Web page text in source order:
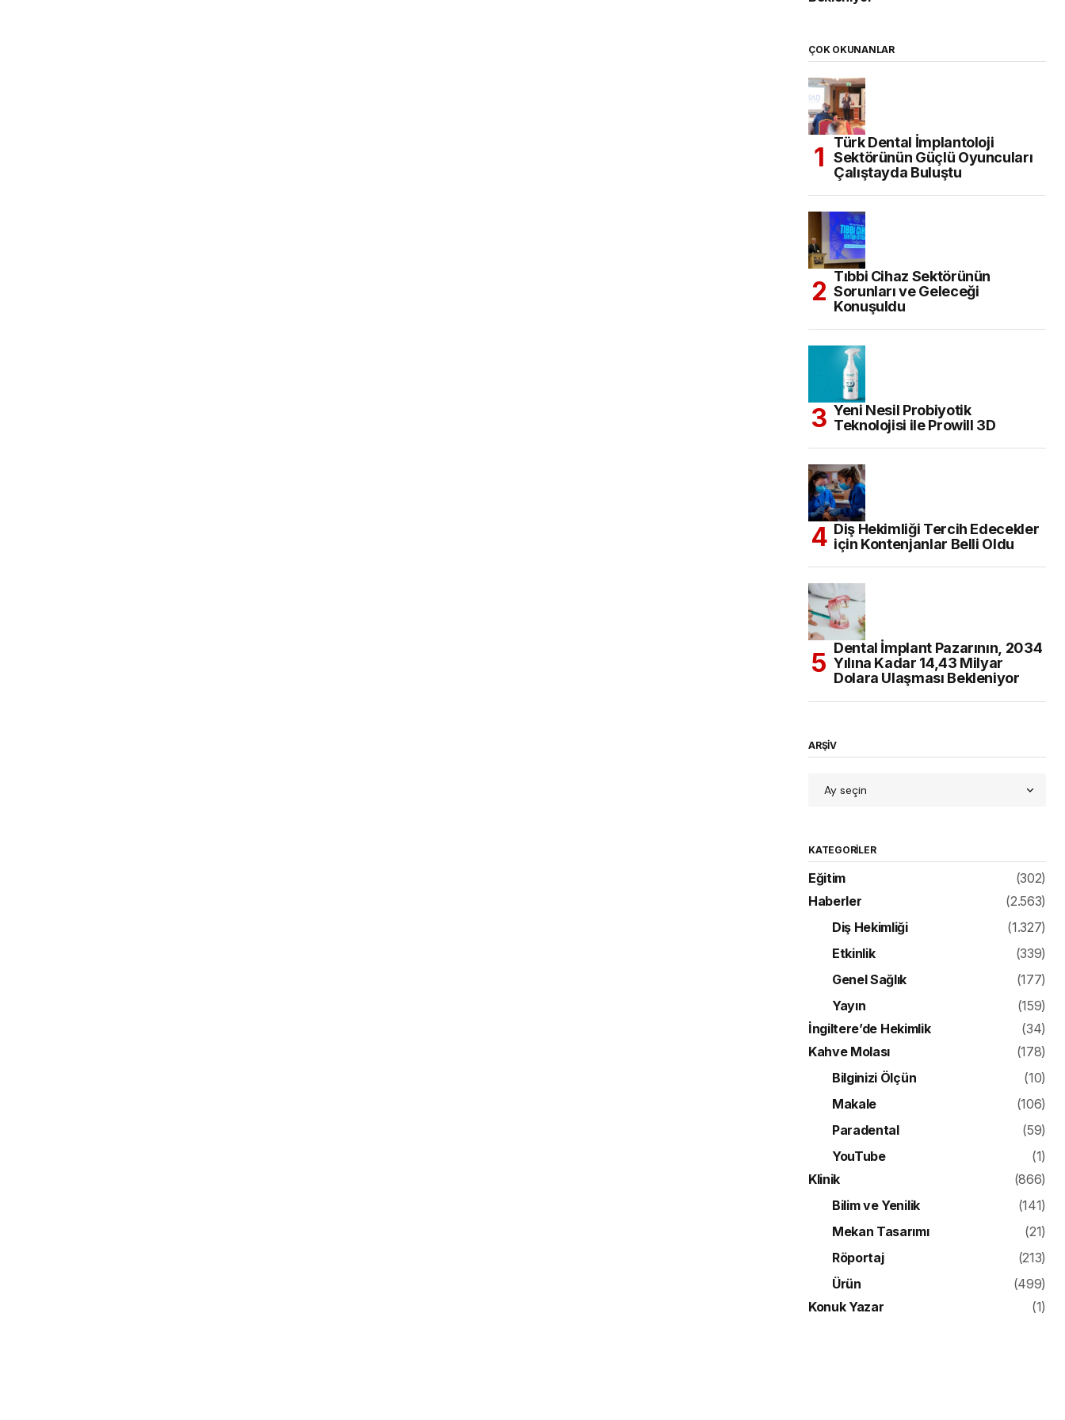
ÇOK OKUNANLAR
Türk Dental İmplantoloji
Sektörünün Güçlü Oyuncuları
Çalıştayda Buluştu
Tıbbi Cihaz Sektörünün
Sorunları ve Geleceği
Konuşuldu
Yeni Nesil Probiyotik
Teknolojisi ile Prowill 3D
Diş Hekimliği Tercih Edecekler
için Kontenjanlar Belli Oldu
Dental İmplant Pazarının, 2034
Yılına Kadar 14,43 Milyar
Dolara Ulaşması Bekleniyor
ARŞİV
KATEGORILER
Eğitim
(302)
Haberler
(2.563)
Diş Hekimliği
(1.327)
Etkinlik
(339)
Genel Sağlık
(177)
Yayın
(159)
İngiltere’de Hekimlik
(34)
Kahve Molası
(178)
Bilginizi Ölçün
(10)
Makale
(106)
Paradental
(59)
YouTube
(1)
Klinik
(866)
Bilim ve Yenilik
(141)
Mekan Tasarımı
(21)
Röportaj
(213)
Ürün
(499)
Konuk Yazar
(1)